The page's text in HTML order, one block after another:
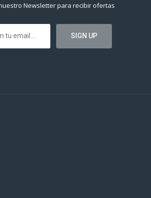
Newsletter para recibir ofertas